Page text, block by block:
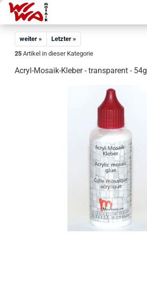
weiter »
Letzter »
25 Artikel in dieser Kategorie
Acryl-Mosaik-Kleber - transparent - 54g